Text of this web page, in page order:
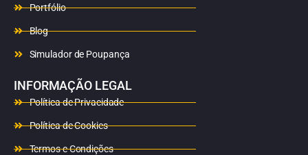
Portfólio
Blog
Simulador de Poupança
INFORMAÇÃO LEGAL
Política de Privacidade
Política de Cookies
Termos e Condições